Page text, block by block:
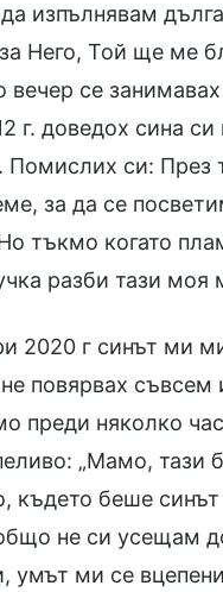
изпълнявам
Него, Той ще ме
вечер се
г. доведох сина
Помислих си: През
за да се
тъкмо когато
разби тази моя
2020 г синът ми
повярвах съвсем
преди няколко
„Мамо, тази
където беше
не си усещам
ми се